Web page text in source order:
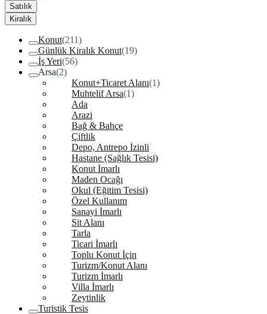
Satılık
Kiralık
Konut(211)
Günlük Kiralık Konut(19)
İş Yeri(56)
Arsa(2)
Konut+Ticaret Alanı(1)
Muhtelif Arsa(1)
Ada
Arazi
Bağ & Bahçe
Çiftlik
Depo, Antrepo İzinli
Hastane (Sağlık Tesisi)
Konut İmarlı
Maden Ocağı
Okul (Eğitim Tesisi)
Özel Kullanım
Sanayi İmarlı
Sit Alanı
Tarla
Ticari İmarlı
Toplu Konut İçin
Turizm/Konut Alanı
Turizm İmarlı
Villa İmarlı
Zeytinlik
Turistik Tesis